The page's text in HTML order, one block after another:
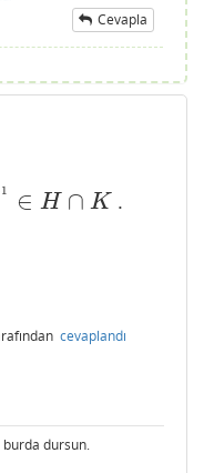
Cevapla
1 ∈ H ∩ K
x ∈H g∩ Kg .
cevaplandı
burda dursun.